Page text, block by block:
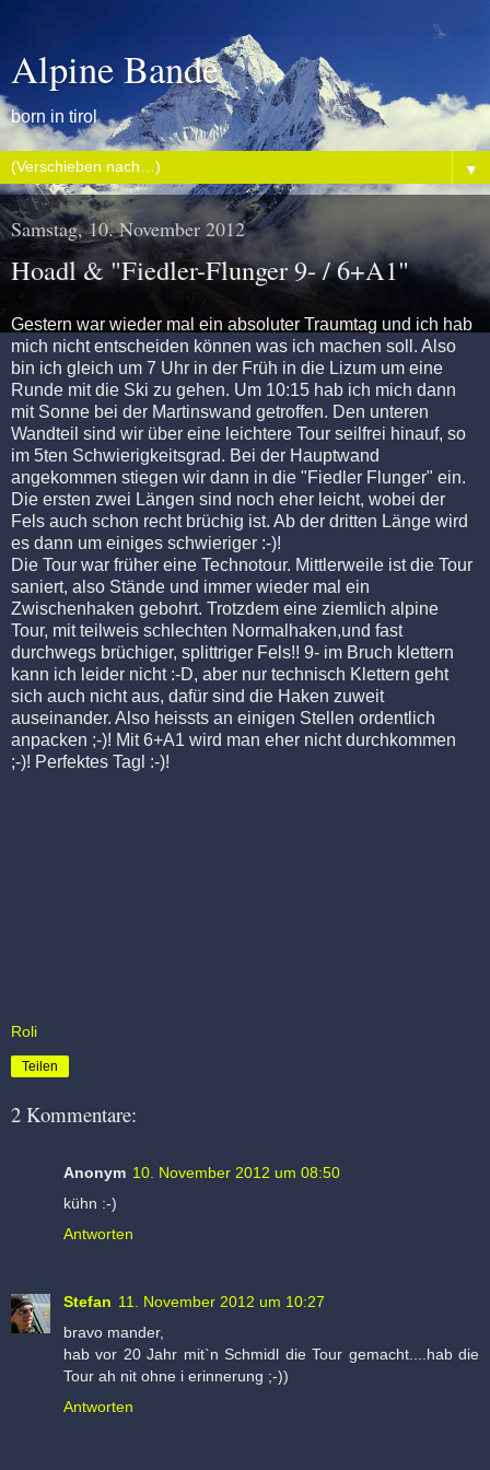
Alpine Bande
born in tirol
▼
Samstag, 10. November 2012
Hoadl & "Fiedler-Flunger 9- / 6+A1"
Gestern war wieder mal ein absoluter Traumtag und ich hab
mich nicht entscheiden können was ich machen soll. Also
bin ich gleich um 7 Uhr in der Früh in die Lizum um eine
Runde mit die Ski zu gehen. Um 10:15 hab ich mich dann
mit Sonne bei der Martinswand getroffen. Den unteren
Wandteil sind wir über eine leichtere Tour seilfrei hinauf, so
im 5ten Schwierigkeitsgrad. Bei der Hauptwand
angekommen stiegen wir dann in die "Fiedler Flunger" ein.
Die ersten zwei Längen sind noch eher leicht, wobei der
Fels auch schon recht brüchig ist. Ab der dritten Länge wird
es dann um einiges schwieriger :-)!
Die Tour war früher eine Technotour. Mittlerweile ist die Tour
saniert, also Stände und immer wieder mal ein
Zwischenhaken gebohrt. Trotzdem eine ziemlich alpine
Tour, mit teilweis schlechten Normalhaken,und fast
durchwegs brüchiger, splittriger Fels!! 9- im Bruch klettern
kann ich leider nicht :-D, aber nur technisch Klettern geht
sich auch nicht aus, dafür sind die Haken zuweit
auseinander. Also heissts an einigen Stellen ordentlich
anpacken ;-)! Mit 6+A1 wird man eher nicht durchkommen
;-)! Perfektes Tagl :-)!
Roli
Teilen
2 Kommentare:
Anonym 10. November 2012 um 08:50
kühn :-)
Antworten
Stefan 11. November 2012 um 10:27
bravo mander,
hab vor 20 Jahr mit`n Schmidl die Tour gemacht....hab die
Tour ah nit ohne i erinnerung ;-))
Antworten